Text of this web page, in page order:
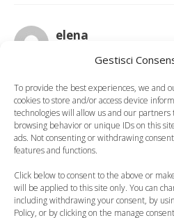
Gestisci
To provide the best experiences, we and
cookies to store and/or access device
technologies will allow us and our partners
browsing behavior or unique IDs on this
ads. Not consenting or withdrawing
features and functions.
Click below to consent to the above or
will be applied to this site only. You can
including withdrawing your consent, by
Policy, or by clicking on the manage
elena
10 Dicembre 2009
Salve io ho una domanda,
gravidanza per me la
mi ha detto che se nella
toxo, la citomegalovirus e
negativa non devo
Tornata a casa ho visto le